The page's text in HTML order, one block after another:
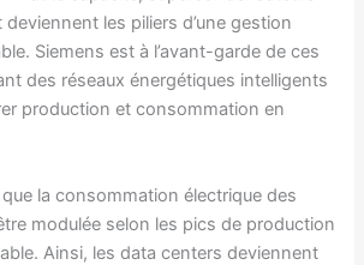
les piliers d’une gestion
Siemens est à l’avant-garde de ces
des réseaux énergétiques intelligents
production et consommation en
la consommation électrique des
modulée selon les pics de production
Ainsi, les data centers deviennent